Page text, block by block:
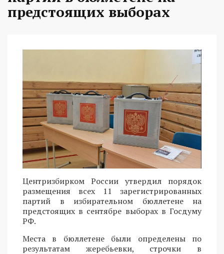
предстоящих выборах
Центризбирком России утвердил порядок
размещения всех 11 зарегистрированных
партий в избирательном бюллетене на
предстоящих в сентябре выборах в Госдуму
РФ.
Места в бюллетене были определены по
результатам жеребьевки, строчки в